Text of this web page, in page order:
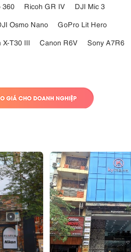
360 Ricoh GR IV
DJI Mic 3
Osmo Nano
GoPro Lit Hero
X-T30 III Canon R6V
Sony A7R6